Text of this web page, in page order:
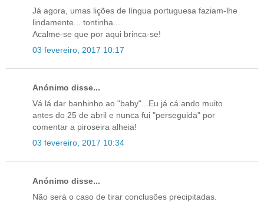
Já agora, umas lições de língua portuguesa faziam-lhe
lindamente... tontinha...
Acalme-se que por aqui brinca-se!
03 fevereiro, 2017 10:17
Anónimo disse...
Vá lá dar banhinho ao "baby"...Eu já cá ando muito
antes do 25 de abril e nunca fui "perseguida" por
comentar a piroseira alheia!
03 fevereiro, 2017 10:34
Anónimo disse...
Não será o caso de tirar conclusões precipitadas.